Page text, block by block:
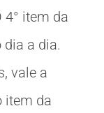
4° item da
a dia.
vale a
item da